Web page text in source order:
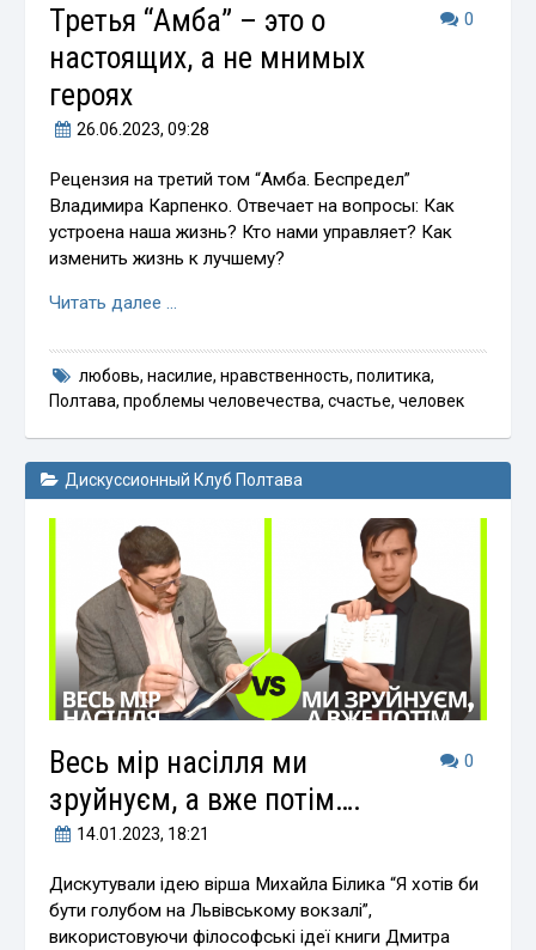
0
Третья “Амба” – это о
настоящих, а не мнимых
героях
26.06.2023, 09:28
Рецензия на третий том “Амба. Беспредел”
Владимира Карпенко. Отвечает на вопросы: Как
устроена наша жизнь? Кто нами управляет? Как
изменить жизнь к лучшему?
Читать далее …
любовь, насилие, нравственность, политика,
Полтава,проблемы человечества,счастье,человек
Дискуссионный Клуб Полтава
0
Весь мір насілля ми
зруйнуєм, а вже потім….
14.01.2023, 18:21
Дискутували ідею вірша Михайла Білика “Я хотів би
бути голубом на Львівському вокзалі”,
використовуючи філософські ідеї книги Дмитра